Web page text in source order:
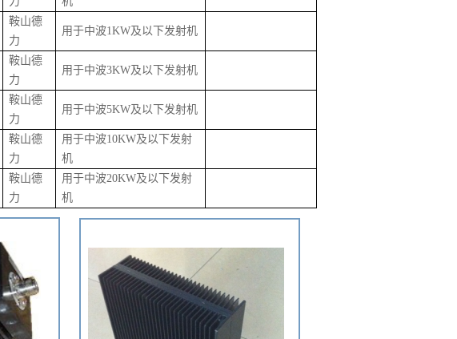
鞍山德
力
用于中波1KW及以下发射机
鞍山德
力
用于中波3KW及以下发射机
鞍山德
力
用于中波5KW及以下发射机
鞍山德
力
用于中波10KW及以下发射
机
鞍山德
力
用于中波20KW及以下发射
机